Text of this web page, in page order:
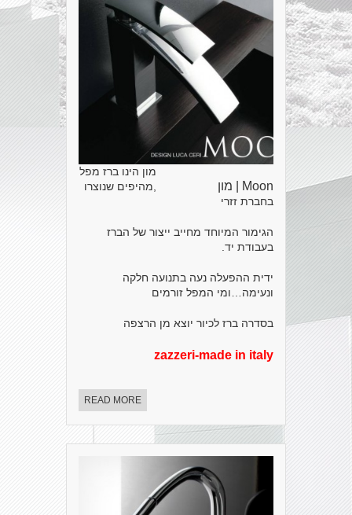
Moon | מון
מון הינו ברז מפל
,מהיפים שנוצרו
בחברת זזרי
הגימור המיוחד מחייב ייצור של הברז
בעבודת יד.
ידית ההפעלה נעה בתנועה חלקה
ונעימה…ומי המפל זורמים
בסדרה ברז לכיור יוצא מן הרצפה
zazzeri-made in italy
READ MORE